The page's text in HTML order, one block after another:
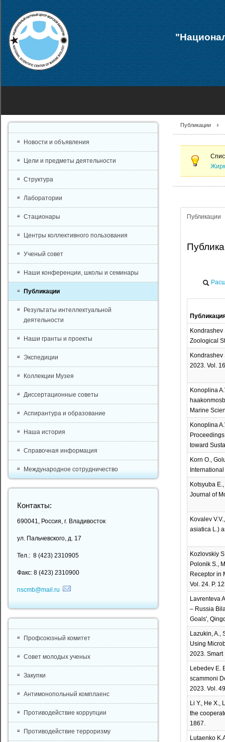
Публикации
Публикации
Kondrashev
Zoological
2023. Vol.
Konoplina
Marine
Konoplina
toward
Korn O.,
Kotsyuba
Journal of
Kovalev
asiatica L.)
Kozlovskiy
Polonik S.,
Receptor in
Vol. 24. P.
Lavrenteva
– Russia
Goals',
Lazukin, A.,
Using
2023. Smart
Lebedev E.
scammoni
2023. Vol.
Li Y., He X.,
the
1867.
Lutaenko
Новости и объявления
Цели и предметы деятельности
Структура
Лаборатории
Стационары
Центры коллективного пользования
Ученый совет
Наши конференции, школы и семинары
Публикации
Результаты интеллектуальной
деятельности
Наши гранты и проекты
Экспедиции
Коллекции Музея
Диссертационные советы
Аспирантура и образование
Наша история
Справочная информация
Международное сотрудничество
Контакты:
690041, Россия, г. Владивосток
ул. Пальчевского, д. 17
Тел.: 8 (423) 2310905
Факс: 8 (423) 2310900
nscmb@mail.ru
Профсоюзный комитет
Совет молодых ученых
Закупки
Антимонопольный комплаенс
Противодействие коррупции
Противодействие терроризму